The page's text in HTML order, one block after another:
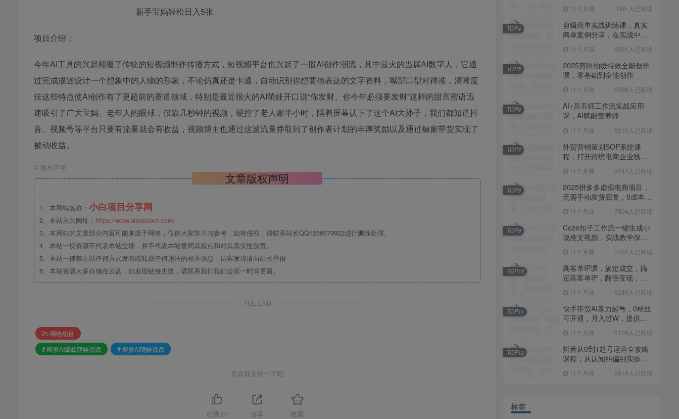
项目介绍：
今年AI工具的兴起颠覆了传统的短视频制作传播方式，短视频平台也兴起了一股AI创作潮流，其中最火的当属AI数字人，它通
过完成描述设计一个想象中的人物的形象，不论仿真还是卡通，自动识别你想要他表达的文字资料，嘴部口型对得准，清晰度
佳这些特点使AI创作有了更超前的赛道领域，特别是最近很火的AI萌娃开口说“你发财、你今年必须要发财”这样的甜言蜜语迅
速吸引了广大宝妈、老年人的眼球，仅靠几秒钟的视频，硬控了老人家半小时，隔着屏幕认下了这个AI大孙子，我们都知道抖
音、视频号等平台只要有流量就会有收益，视频博主也通过这波流量挣取到了创作者计划的丰厚奖励以及通过橱窗带货实现了
被动收益。
© 版权声明
文章版权声明
1、本网站名称： 小白项目分享网
2、本站永久网址： https://www.xiaobaixm.com/
3、本网站的文章部分内容可能来源于网络，仅供大家学习与参考，如有侵权，请联系站长QQ1258979922进行删除处理。
4、本站一切资源不代表本站立场，并不代表本站赞同其观点和对其真实性负责。
5、本站一律禁止以任何方式发布或转载任何违法的相关信息，访客发现请向站长举报
6、本站资源大多存储在云盘，如发现链接失效，请联系我们我们会第一时间更新。
THE END
网络项目
# 即梦AI爆款萌娃说话
# 即梦AI萌娃说话
喜欢就支持一下吧
点赞 27 分享 收藏
2025拼多多虚拟电商项目，
无需手动发货回复，0成本，
轻松月入1-5W【揭秘】
11个月前 7804人已阅读
Coze扣子工作流一键生成小
说推文视频，实战教学保姆
级教程11个月前 7430人已阅读
高客单IP课，搞定成交，搞
定高客单IP，翻倍变现，轻
松卖爆，不销而销
11个月前 6240人已阅读
快手带货AI暴力起号，0粉丝
可开通，月入过W，提供账
号就行，适合普通人的懒人
项目【揭秘】
11个月前 6109人已阅读
抖音从0到1起号运营全攻略
课程，从认知纠偏到实操落
地，高效起号变现
11个月前 5819人已阅读
11个月前 1W+人已阅读
剪辑商单实战训练课，真实
商单案例分享，在实战中练
11个月前 9561人已阅读
TOP4
2025剪辑拍摄特效全能创作
课，零基础到全能创作
11个月前 9388人已阅读
TOP5
AI+营养师工作流实战应用
课，AI赋能营养师
11个月前 9216人已阅读
TOP6
外贸营销策划SOP系统课
程，打开跨境电商企业线上
11个月前 9147人已阅读
TOP7
2025拼多多虚拟电商项目，
无需手动发货回复，0成本，
11个月前 7804人已阅读
TOP8
Coze扣子工作流一键生成小
说推文视频，实战教学保姆
11个月前 7430人已阅读
TOP9
高客单IP课，搞定成交，搞
定高客单IP，翻倍变现，轻
11个月前 6240人已阅读
TOP10
快手带货AI暴力起号，0粉丝
可开通，月入过W，提供账
项目【揭秘】
11个月前 6109人已阅读
TOP11
抖音从0到1起号运营全攻略
课程，从认知纠偏到实操落
11个月前 5819人已阅读
TOP12
标签